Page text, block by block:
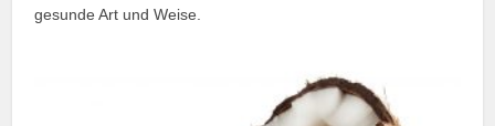
gesunde Art und Weise.